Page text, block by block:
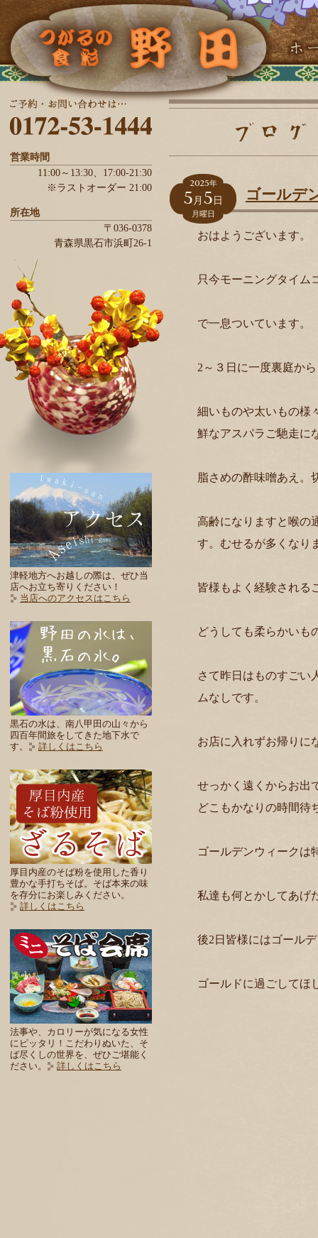
営業時間
11:00～13:30、 17:00-21:30
※ラストオーダー 21:00
所在地
〒036-0378
青森県黒石市浜町26-1
津軽地方へお越しの際は、ぜひ当
店へお立ち寄りください！
当店へのアクセスはこちら
黒石の水は、南八甲田の山々から
四百年間旅をしてきた地下水で
す。
詳しくはこちら
厚目内産のそば粉を使用した香り
豊かな手打ちそば。そば本来の味
を存分にお楽しみください。
詳しくはこちら
法事や、カロリーが気になる女性
にピッタリ！こだわりぬいた、そ
ば尽くしの世界を、ぜひご堪能く
ださい。
詳しくはこちら
2025年
5 月 5 日
月曜日
ゴールデ
おはようございます。
只今モーニングタイム
で一息ついています。
2～３日に一度裏庭か
細いものや太いもの様
鮮なアスパラご馳走に
脂さめの酢味噌あえ。
高齢になりますと喉の
す。むせるが多くなり
皆様もよく経験される
どうしても柔らかいも
さて昨日はものすごい
ムなしです。
お店に入れずお帰りに
せっかく遠くからお出
どこもかなりの時間待
ゴールデンウィークは
私達も何とかしてあげ
後2日皆様にはゴール
ゴールドに過ごしてほ